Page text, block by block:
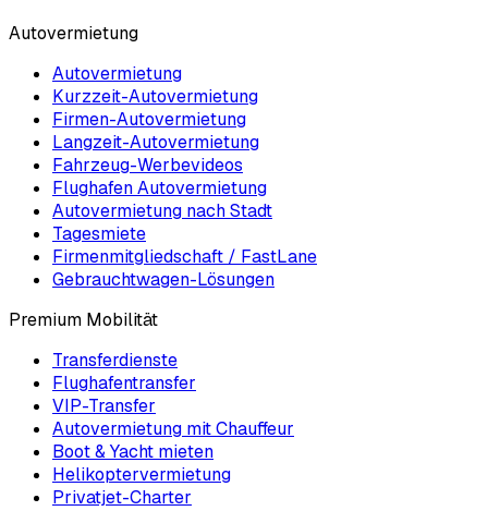
Autovermietung
Autovermietung
Kurzzeit-Autovermietung
Firmen-Autovermietung
Langzeit-Autovermietung
Fahrzeug-Werbevideos
Flughafen Autovermietung
Autovermietung nach Stadt
Tagesmiete
Firmenmitgliedschaft / FastLane
Gebrauchtwagen-Lösungen
Premium Mobilität
Transferdienste
Flughafentransfer
VIP-Transfer
Autovermietung mit Chauffeur
Boot & Yacht mieten
Helikoptervermietung
Privatjet-Charter